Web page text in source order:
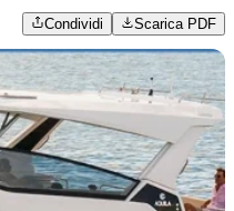
Condividi Scarica PDF